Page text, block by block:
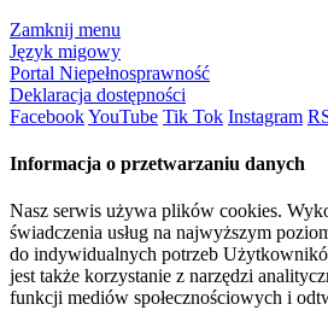
Zamknij menu
Język migowy
Portal Niepełnosprawność
Deklaracja dostępności
FacebookYouTube Tik Tok Instagram
Informacja o przetwarzaniu danych
Nasz serwis używa plików cookies.
świadczenia usług na najwyższym
do indywidualnych potrzeb
jest także korzystanie z narzędzi
funkcji mediów społecznościowych i